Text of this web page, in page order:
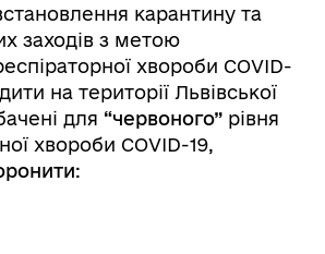
карантину та
заходів з метою
хвороби COVID-
на території Львівської
для “червоного” рівня
хвороби COVID-19,
: